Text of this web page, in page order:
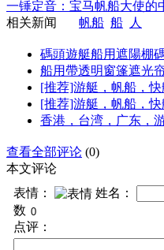
一锤定音：宝马帆船大使的
相关新闻
帆船 船 人
碼頭遊艇船用遮陽棚
船用帶透明窗篷遮光
[推荐]游艇，帆船，
[推荐]游艇，帆船，
香港，台湾，广东，
查看全部评论 (0)
本文评论
表情：
姓名：
数
点评：